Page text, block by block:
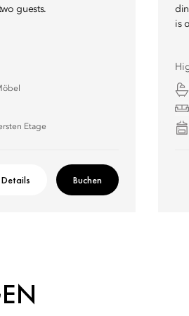
guests.
Etage
Details Buchen
is